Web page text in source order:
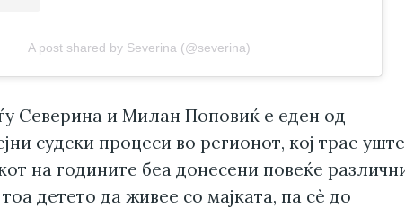
A post shared by Severina (@severina)
Северина и Милан Поповиќ е еден од
судски процеси во регионот, кој трае
на годините беа донесени повеќе
детето да живее со мајката, па сè до